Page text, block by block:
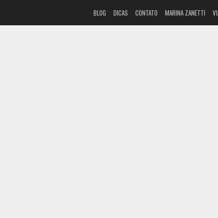
BLOG DICAS CONTATO MARINA ZANETTI